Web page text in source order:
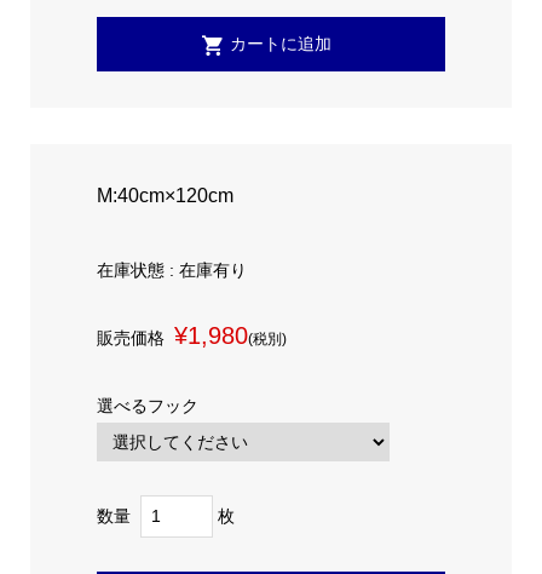
M:40cm×120cm
在庫状態 : 在庫有り
販売価格 ¥1,980(税別)
選べるフック
数量 枚